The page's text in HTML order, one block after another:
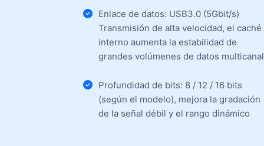
Enlace de datos: USB3.0 (5Gbit/s)
Transmisión de alta velocidad, el caché
interno aumenta la estabilidad de
grandes volúmenes de datos multicanal
Profundidad de bits: 8 / 12 / 16 bits
(según el modelo), mejora la gradación
de la señal débil y el rango dinámico